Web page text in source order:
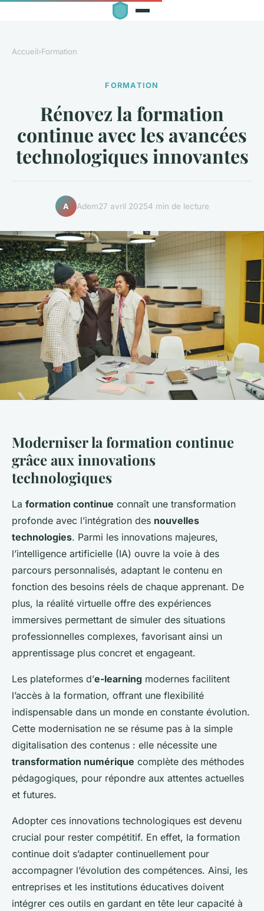
Accueil›Formation
FORMATION
Rénovez la formation
continue avec les avancées
technologiques innovantes
A Adem27 avril 20254 min de lecture
Moderniser la formation continue
grâce aux innovations
technologiques
La formation continue connaît une transformation
profonde avec l’intégration des nouvelles
technologies. Parmi les innovations majeures,
l’intelligence artificielle (IA) ouvre la voie à des
parcours personnalisés, adaptant le contenu en
fonction des besoins réels de chaque apprenant. De
plus, la réalité virtuelle offre des expériences
immersives permettant de simuler des situations
professionnelles complexes, favorisant ainsi un
apprentissage plus concret et engageant.
Les plateformes d’e-learning modernes facilitent
l’accès à la formation, offrant une flexibilité
indispensable dans un monde en constante évolution.
Cette modernisation ne se résume pas à la simple
digitalisation des contenus : elle nécessite une
transformation numérique complète des méthodes
pédagogiques, pour répondre aux attentes actuelles
et futures.
Adopter ces innovations technologiques est devenu
crucial pour rester compétitif. En effet, la formation
continue doit s’adapter continuellement pour
accompagner l’évolution des compétences. Ainsi, les
entreprises et les institutions éducatives doivent
intégrer ces outils en gardant en tête leur capacité à